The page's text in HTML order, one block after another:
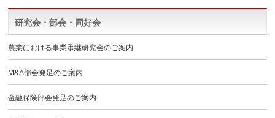
研究会・部会・同好会
農業における事業承継研究会のご案内
M&A部会発足のご案内
金融保険部会発足のご案内